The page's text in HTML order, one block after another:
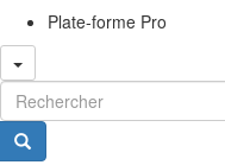
Plate-forme Pro
Formulaire